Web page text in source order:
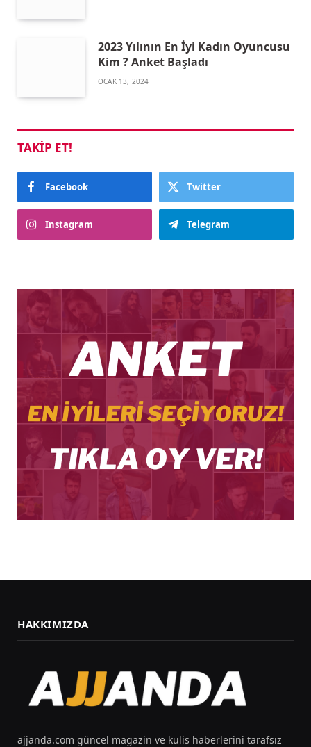
2023 Yılının En İyi Kadın Oyuncusu
Kim ? Anket Başladı
OCAK 13, 2024
TAKIP ET!
Facebook Twitter
Instagram Telegram
HAKKIMIZDA
ajjanda.com güncel magazin ve kulis haberlerini tarafsız